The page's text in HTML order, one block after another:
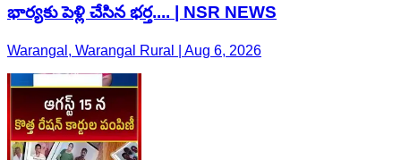
భార్యకు పెళ్లి చేసిన భర్త.... | NSR NEWS
Warangal, Warangal Rural | Aug 6, 2026